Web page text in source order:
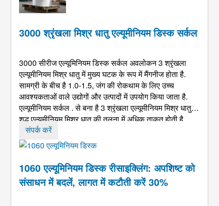
3000 श्रृंखला मिश्र धातु एल्यूमीनियम डिस्क सर्कल
3000 सीरीज एल्यूमिनियम डिस्क सर्कल अवलोकन 3 श्रृंखला
एल्यूमीनियम मिश्र धातु में मुख्य घटक के रूप में मैंगनीज होता है.
सामग्री के बीच है 1.0-1.5, जंग की रोकथाम के लिए उच्च
आवश्यकताओं वाले उद्योगों और उत्पादों में उपयोग किया जाता है.
एल्यूमीनियम सर्कल . से बना है 3 श्रृंखला एल्यूमीनियम मिश्र धातु में
शुद्ध एल्यूमीनियम मिश्र धातु की तुलना में अधिक ताकत होती है.
हालांकि उत्पाद के प्रदर्शन को गर्मी उपचार द्वारा मजबूत नहीं किया
जा सकता है, इसे प्रोसेस किया जा सकता है ...
संपर्क करें
1060 एल्यूमिनियम डिस्क रीसाइक्लिंग: अपशिष्ट को
संसाधन में बदलें, लागत में कटौती करें 30%